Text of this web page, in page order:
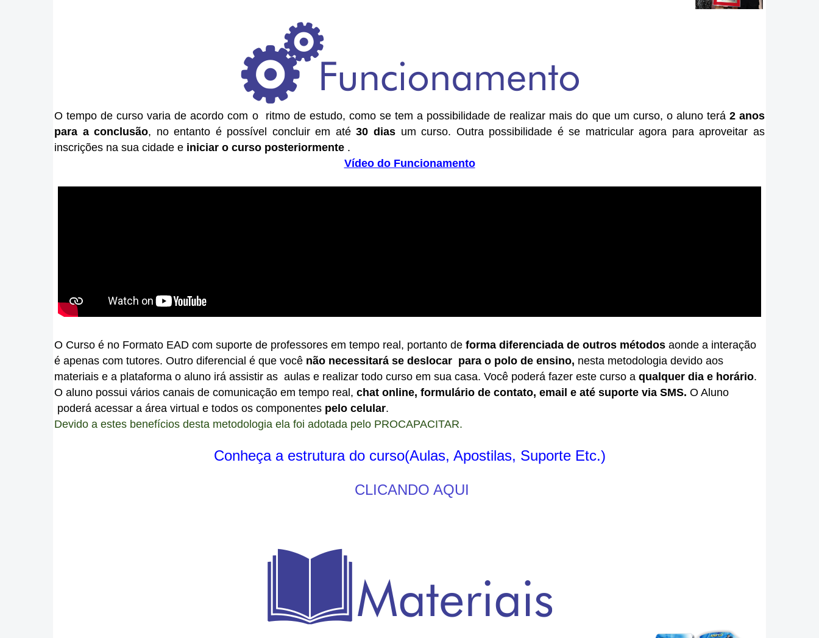
O tempo de curso varia de acordo com o ritmo de estudo, como se tem a possibilidade de realizar mais do que um curso, o aluno terá2 anos
para a conclusão, no entanto épossível concluir em até30 dias um curso. Outra possibilidade é se matricular agora para aproveitar as
inscrições na sua cidade e iniciar o curso posteriormente .
Vídeo do Funcionamento
O Curso é no Formato EAD com suporte de professores em tempo real, portanto de forma diferenciada de outros métodos aonde a interação
é apenas com tutores. Outro diferencial é que você não necessitará se deslocar para o polo de ensino, nesta metodologia devido aos
materiais e a plataforma o aluno irá assistir as aulas e realizar todo curso em sua casa. Você poderá fazer este curso a qualquer dia e horário.
O aluno possui vários canais de comunicação em tempo real, chat online, formulário de contato, email e até suporte via SMS. O Aluno
poderá acessar a área virtual e todos os componentes pelo celular.
Devido a estes benefícios desta metodologia ela foi adotada pelo PROCAPACITAR.
Conheça a estrutura do curso(Aulas, Apostilas, Suporte Etc.)
CLICANDO AQUI